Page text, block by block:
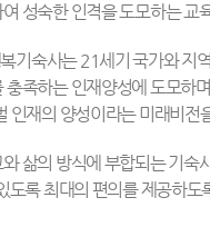
성숙한 인격을 도모하는 교
기숙사는 21세기 국가와 지
충족하는 인재양성에 도모하
인재의 양성이라는 미래비전
삶의 방식에 부합되는 기숙
도록 최대의 편의를 제공하도